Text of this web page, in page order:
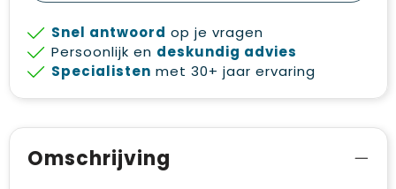
Snel antwoord op je vragen
Persoonlijk en deskundig advies
Specialisten met 30+ jaar ervaring
Omschrijving